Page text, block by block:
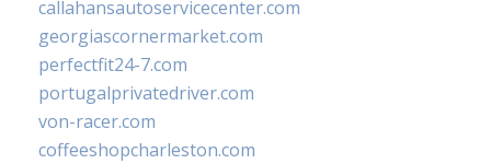
callahansautoservicecenter.com
georgiascornermarket.com
perfectfit24-7.com
portugalprivatedriver.com
von-racer.com
coffeeshopcharleston.com